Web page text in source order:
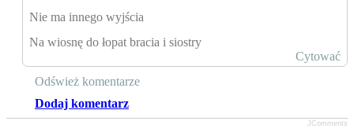
Nie ma innego wyjścia
Na wiosnę do łopat bracia i siostry
Cytować
Odśwież komentarze
Dodaj komentarz
JComments